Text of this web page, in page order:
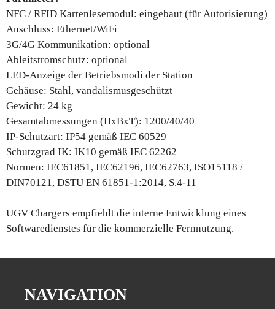
NFC / RFID Kartenlesemodul: eingebaut (für Autorisierung)
Anschluss: Ethernet/WiFi
3G/4G Kommunikation: optional
Ableitstromschutz: optional
LED-Anzeige der Betriebsmodi der Station
Gehäuse: Stahl, vandalismusgeschützt
Gewicht: 24 kg
Gesamtabmessungen (HxBxT): 1200/40/40
IP-Schutzart: IP54 gemäß IEC 60529
Schutzgrad IK: IK10 gemäß IEC 62262
Normen: IEC61851, IEC62196, IEC62763, ISO15118 /
DIN70121, DSTU EN 61851-1:2014, S.4-11
UGV Chargers empfiehlt die interne Entwicklung eines
Softwaredienstes für die kommerzielle Fernnutzung.
NAVIGATION